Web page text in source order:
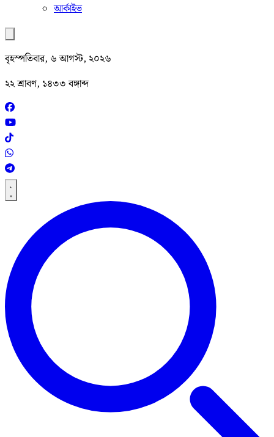
আর্কাইভ
বৃহস্পতিবার, ৬ আগস্ট, ২০২৬
২২ শ্রাবণ, ১৪৩৩ বঙ্গাব্দ